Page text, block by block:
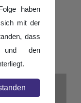
haben
mit der
dass
und den